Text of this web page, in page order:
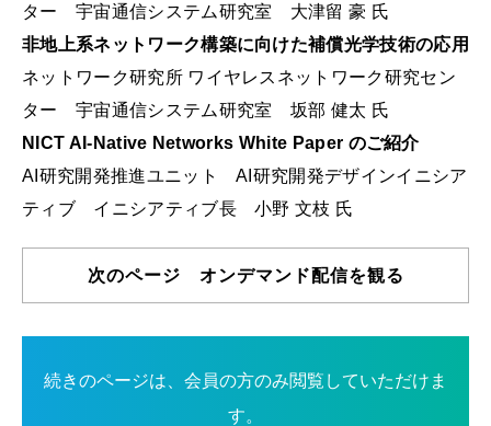
ター 宇宙通信システム研究室 大津留 豪 氏
非地上系ネットワーク構築に向けた補償光学技術の応用
ネットワーク研究所 ワイヤレスネットワーク研究セン
ター 宇宙通信システム研究室 坂部 健太 氏
NICT AI-Native Networks White Paper のご紹介
AI研究開発推進ユニット AI研究開発デザインイニシア
ティブ イニシアティブ長 小野 文枝 氏
次のページ オンデマンド配信を観る
続きのページは、会員の方のみ閲覧していただけま
す。